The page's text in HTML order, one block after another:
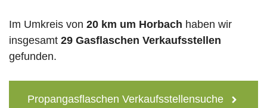
Im Umkreis von 20 km um Horbach haben wir
insgesamt 29 Gasflaschen Verkaufsstellen
gefunden.
Propangasflaschen Verkaufsstellensuche